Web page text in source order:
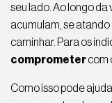
seu lado. Ao longo
acumulam, se
caminhar. Para os
comprometercom
Como isso pode